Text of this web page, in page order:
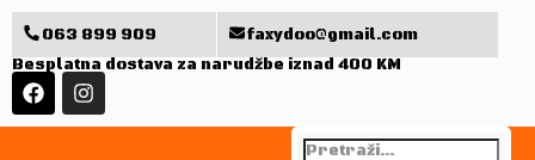
063 899 909
faxydoo@gmail.com
Besplatna dostava za narudžbe iznad 400 KM